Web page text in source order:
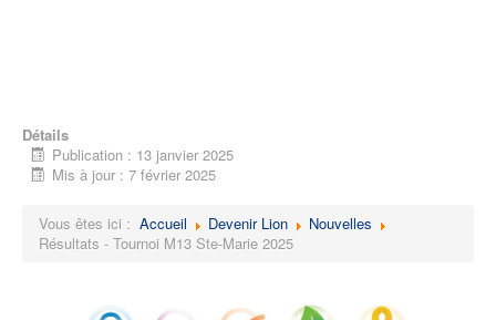
Détails
Publication : 13 janvier 2025
Mis à jour : 7 février 2025
Vous êtes ici : Accueil Devenir Lion
Nouvelles
Résultats - Tournoi M13 Ste-Marie 2025